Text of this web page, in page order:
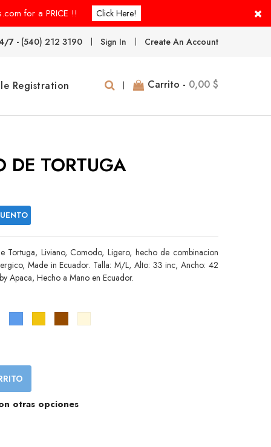
×
for a PRICE !! Click Here!
7 - (540) 212 3190 Create An Account
Sign In
Carrito - 0,00 $
Registration
DE TORTUGA
Tortuga, Liviano, Comodo, Ligero, hecho de combinacion
Made in Ecuador. Talla: M/L, Alto: 33 inc, Ancho: 42
Apaca, Hecho a Mano en Ecuador.
otras opciones